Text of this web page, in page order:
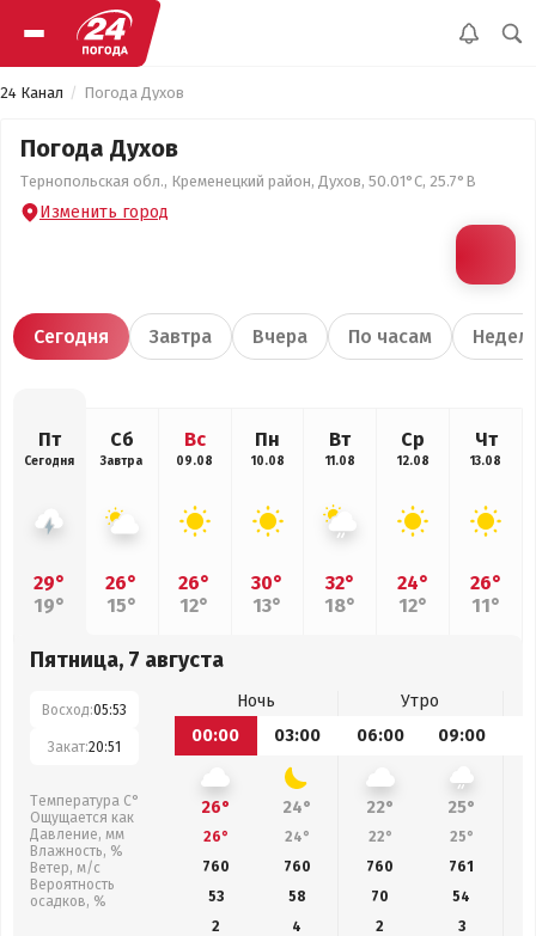
24 Канал Погода Духов
Погода Духов
Тернопольская обл., Кременецкий район, Духов, 50.01°С, 25.7°В
Изменить город
Сегодня Завтра Вчера По часам
Пт
Сегодня
29°
19°
Сб
Завтра
26°
15°
Вс
09.08
26°
12°
Пн
10.08
30°
13°
Вт
11.08
32°
18°
Ср
12.08
24°
12°
Чт
13.08
26°
11°
Пятница, 7 августа
Восход:05:53
Закат:20:51
Температура С°
Ощущается как
Давление, мм
Влажность, %
Ветер, м/с
Вероятность
осадков, %
Ночь
Утро
00:00
03:00 06:00 09:00
26° 24° 22° 25°
26° 24° 22° 25°
760
760 760 761
53
58 70 54
2
4 2
3